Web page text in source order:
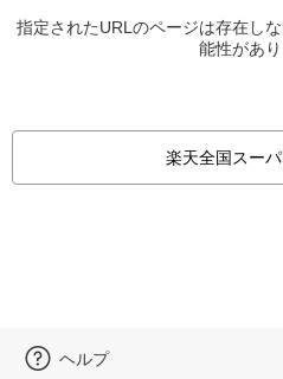
指定されたURLのページは存在し
能性があり
楽天全国スー
ヘルプ